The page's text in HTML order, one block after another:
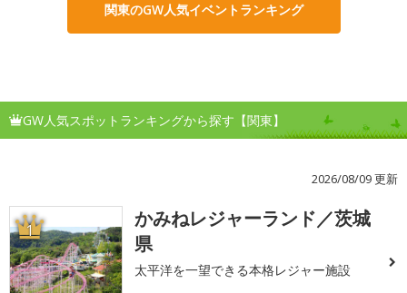
関東のGW人気イベントランキング
GW人気スポットランキングから探す【関東】
2026/08/09 更新
1
かみねレジャーランド／茨城
県
太平洋を一望できる本格レジャー施設